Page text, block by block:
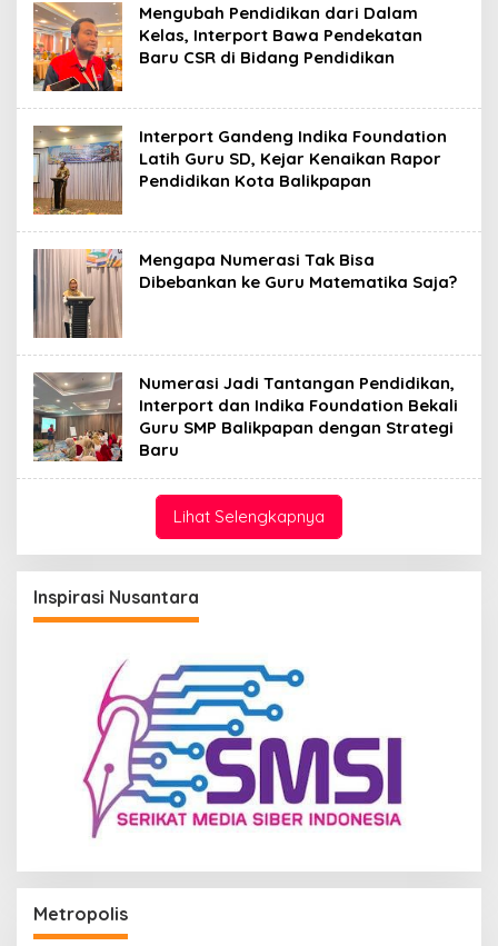
Mengubah Pendidikan dari Dalam
Kelas, Interport Bawa Pendekatan
Baru CSR di Bidang Pendidikan
Interport Gandeng Indika Foundation
Latih Guru SD, Kejar Kenaikan Rapor
Pendidikan Kota Balikpapan
Mengapa Numerasi Tak Bisa
Dibebankan ke Guru Matematika Saja?
Numerasi Jadi Tantangan Pendidikan,
Interport dan Indika Foundation Bekali
Guru SMP Balikpapan dengan Strategi
Baru
Lihat Selengkapnya
Inspirasi Nusantara
Metropolis